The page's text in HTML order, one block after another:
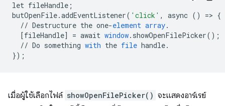
let fileHandle ;
butOpenFile.addEventListener( 'click' , async () => {
// Destructure the one-element array.
[fileHandle] = await window. showOpenFilePicker();
// Do something with the file handle.
});
เมื่อผู้ใช้เลือกไฟล์ showOpenFilePicker() จะแสดงอาร์เรย์